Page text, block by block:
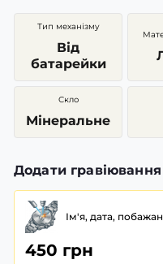
Тип механізму
Від
батарейки
Скло
Мінеральне
Додати
Ім'я, дата,
450 грн